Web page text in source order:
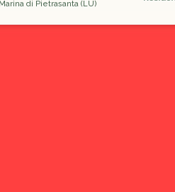
di Pietrasanta (LU)